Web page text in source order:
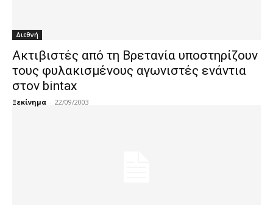
Διεθνή
Ακτιβιστές από τη Βρετανία υποστηρίζουν
τους φυλακισμένους αγωνιστές ενάντια
στον bintax
Ξεκίνημα - 22/09/2003